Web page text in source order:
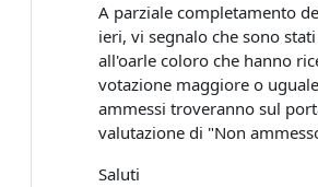
A parziale completamento
ieri, vi segnalo che sono
all'oarle coloro che hanno
votazione maggiore o
ammessi troveranno sul
valutazione di "Non
Saluti